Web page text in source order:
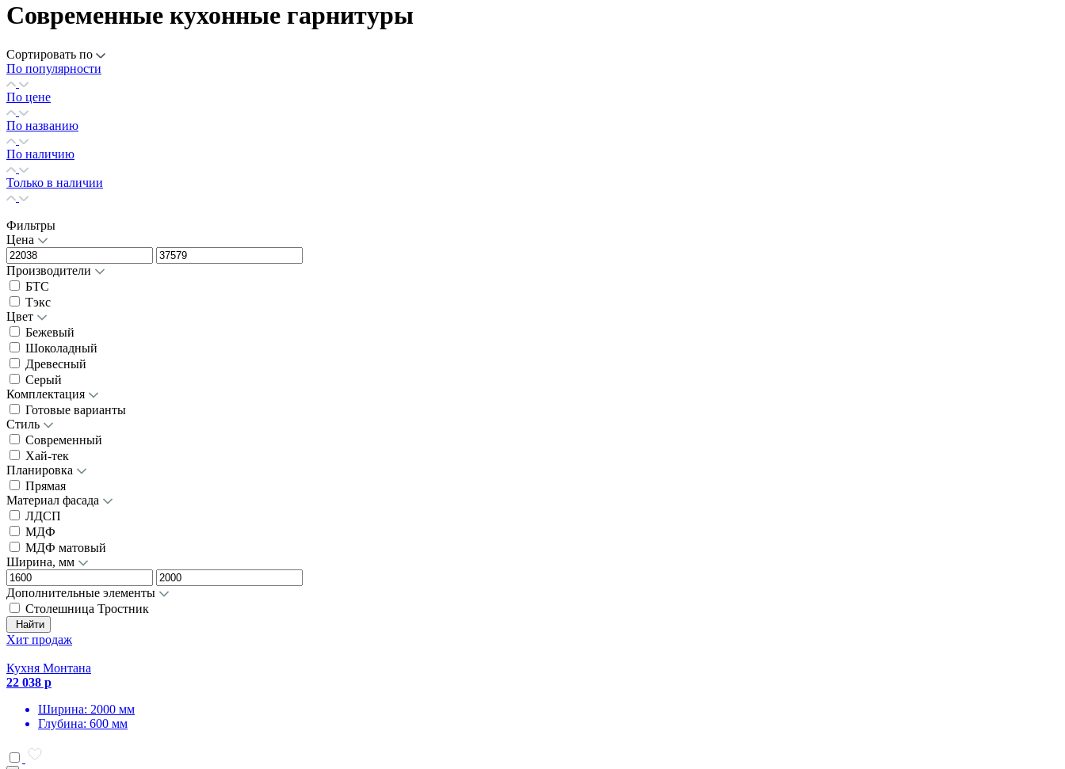
Современные кухонные гарнитуры
Сортировать по
По популярности
По цене
По названию
По наличию
Только в наличии
Фильтры
Цена
Производители
БТС
Тэкс
Цвет
Бежевый
Шоколадный
Древесный
Серый
Комплектация
Готовые варианты
Стиль
Современный
Хай-тек
Планировка
Прямая
Материал фасада
ЛДСП
МДФ
МДФ матовый
Ширина, мм
Дополнительные элементы
Столешница Тростник
Найти
Хит продаж
Кухня Монтана
22 038 р
Ширина: 2000 мм
Глубина: 600 мм